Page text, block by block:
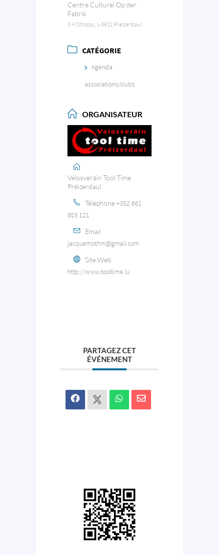
Centre Culturel Op der
Fabrik
3 Al Strooss, L-8611 Préizerdaul
CATÉGORIE
Agenda
associations/clubs
ORGANISATEUR
Velosveräin Tool Time
Préizerdaul
Téléphone+352 661
803 121
Email
jacquemothm@gmail.com
Site Web
http://www.tooltime.lu
PARTAGEZ CET
ÉVÉNEMENT